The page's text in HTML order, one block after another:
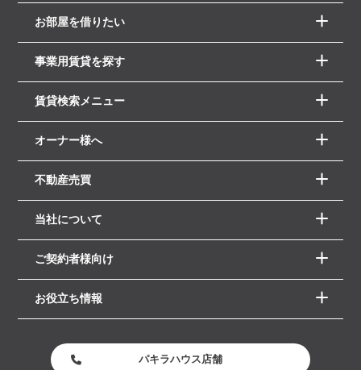
お部屋を借りたい
事業用賃貸を探す
賃貸検索メニュー
オーナー様へ
不動産売買
当社について
ご契約者様向け
お役立ち情報
パキラハウス店舗